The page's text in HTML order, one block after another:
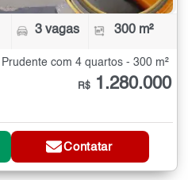
3 vagas 300 m²
com 4 quartos - 300 m²
R$ 1.280.000
Contatar